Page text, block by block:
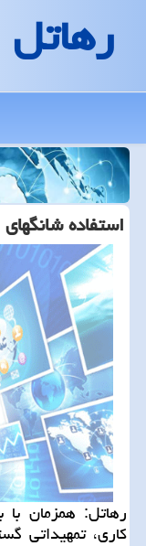
رهاتل
استفاده
رهاتل: همزمان
كاری، تمهیداتی